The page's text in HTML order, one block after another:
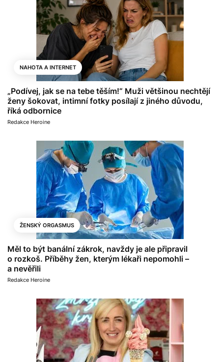
NAHOTA A INTERNET
„Podívej, jak se na tebe těším!“ Muži většinou nechtějí
ženy šokovat, intimní fotky posílají z jiného důvodu,
říká odbornice
Redakce Heroine
ŽENSKÝ ORGASMUS
Měl to být banální zákrok, navždy je ale připravil
o rozkoš. Příběhy žen, kterým lékaři nepomohli –
a nevěřili
Redakce Heroine